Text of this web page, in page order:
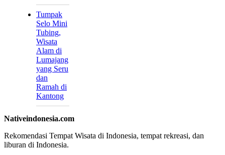
Tumpak
Selo Mini
Tubing,
Wisata
Alam di
Lumajang
yang Seru
dan
Ramah di
Kantong
Nativeindonesia.com
Rekomendasi Tempat Wisata di Indonesia, tempat rekreasi, dan
liburan di Indonesia.